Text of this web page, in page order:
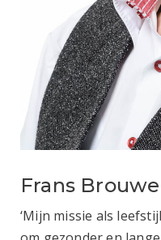
Frans
‘Mijn missie als